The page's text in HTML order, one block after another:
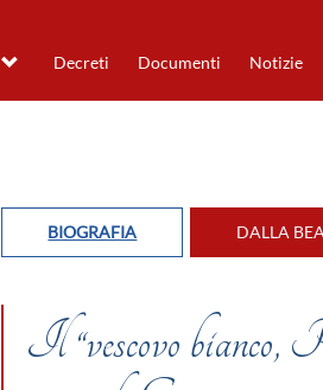
Decreti Documenti Notizie
BIOGRAFIA DALLA
Il “vescovo bianco,